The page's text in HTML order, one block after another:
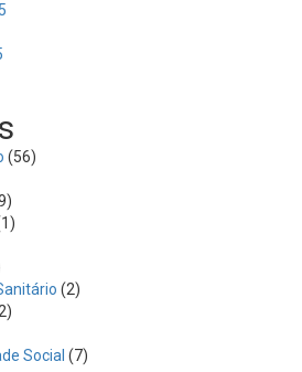
(56)
(2)
Social (7)